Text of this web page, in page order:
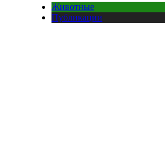
Животные
Публикации